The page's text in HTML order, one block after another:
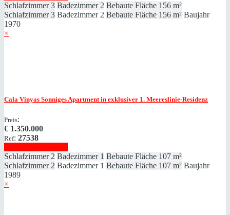
Schlafzimmer 3 Badezimmer 2 Bebaute Fläche 156 m²
Schlafzimmer 3 Badezimmer 2 Bebaute Fläche 156 m² Baujahr
1970
×
Cala Vinyas Sonniges Apartment in exklusiver 1. Meereslinie-Residenz
Preis:
€ 1.350.000
Ref: 27538
Schlafzimmer 2 Badezimmer 1 Bebaute Fläche 107 m²
Schlafzimmer 2 Badezimmer 1 Bebaute Fläche 107 m² Baujahr
1989
×